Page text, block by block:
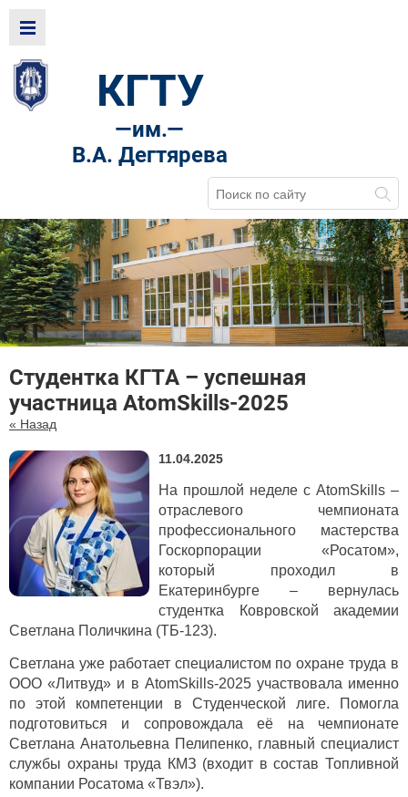
КГТУ
—им.—
В.А. Дегтярева
Студентка КГТА – успешная
участница AtomSkills-2025
« Назад
11.04.2025
На прошлой неделе с AtomSkills –
отраслевого чемпионата
профессионального мастерства
Госкорпорации «Росатом»,
который проходил в
Екатеринбурге – вернулась
студентка Ковровской академии
Светлана Поличкина (ТБ-123).
Светлана уже работает специалистом по охране труда в
ООО «Литвуд» и в AtomSkills-2025 участвовала именно
по этой компетенции в Студенческой лиге. Помогла
подготовиться и сопровождала её на чемпионате
Светлана Анатольевна Пелипенко, главный специалист
службы охраны труда КМЗ (входит в состав Топливной
компании Росатома «Твэл»).